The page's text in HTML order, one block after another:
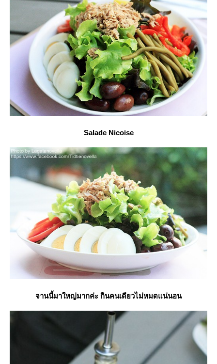
Salade Nicoise
จานนี้มาใหญ่มากค่ะ กินคนเดียวไม่หมดแน่นอน